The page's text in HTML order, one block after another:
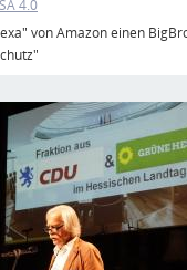
4.0
von Amazon einen